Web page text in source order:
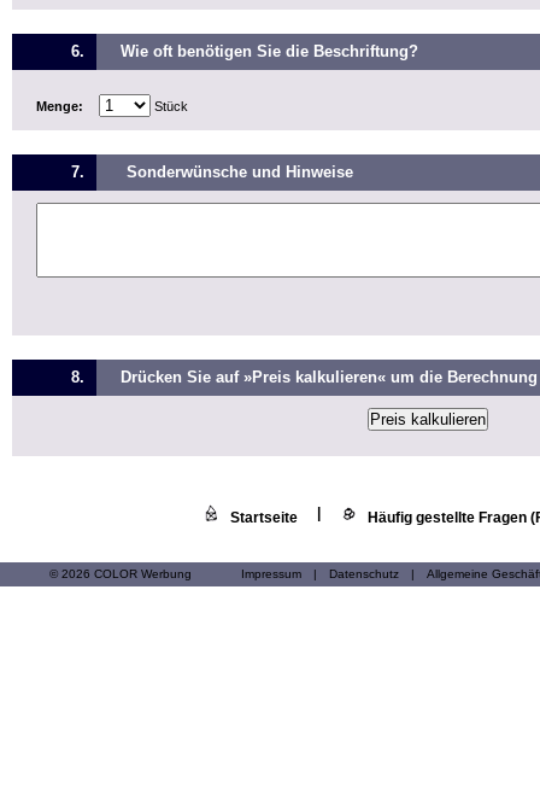
6. Wie oft benötigen Sie die Beschriftung?
Menge: Stück
7. Sonderwünsche und Hinweise
8. Drücken Sie auf »Preis kalkulieren« um die
Startseite Häufig gestellte Fragen
© 2026 COLOR Werbung Impressum | Datenschutz | Allgemeine